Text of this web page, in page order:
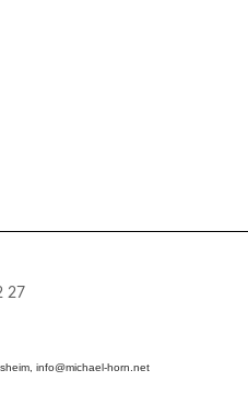
info@michael-horn.net